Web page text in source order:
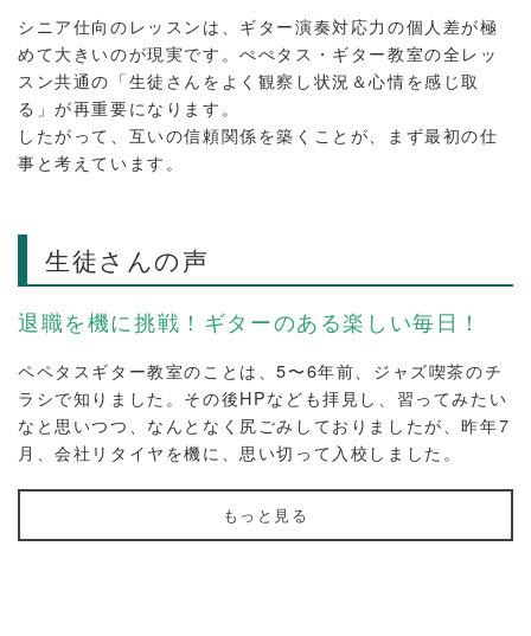
シニア仕向のレッスンは、ギター演奏対応力の個人差が極
めて大きいのが現実です。ぺぺタス・ギター教室の全レッ
スン共通の「生徒さんをよく観察し状況＆心情を感じ取
る」が再重要になります。
したがって、互いの信頼関係を築くことが、まず最初の仕
事と考えています。
生徒さんの声
退職を機に挑戦！ギターのある楽しい毎日！
ペペタスギター教室のことは、5〜6年前、ジャズ喫茶のチ
ラシで知りました。その後HPなども拝見し、習ってみたい
なと思いつつ、なんとなく尻ごみしておりましたが、昨年7
月、会社リタイヤを機に、思い切って入校しました。
もっと見る